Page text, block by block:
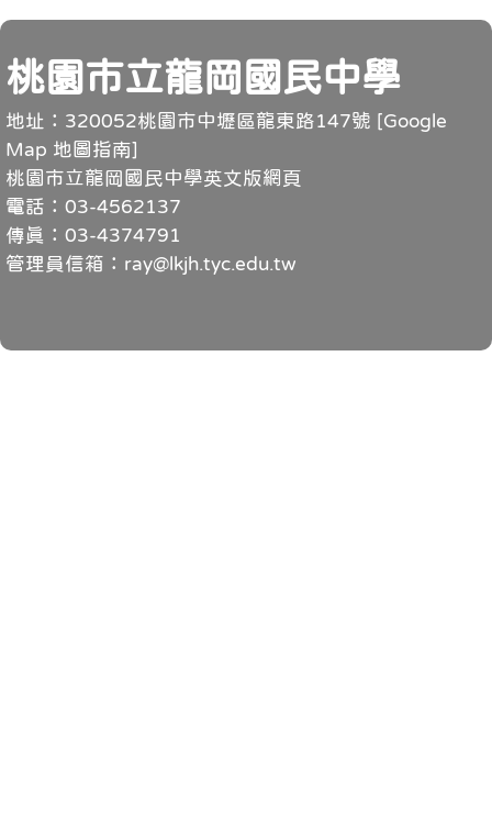
頁尾
桃園市立龍岡國民中學
地址：320052桃園市中壢區龍東路147號 [Google
Map 地圖指南]
桃園市立龍岡國民中學英文版網頁
電話：03-4562137
傳真：03-4374791
管理員信箱：ray@lkjh.tyc.edu.tw